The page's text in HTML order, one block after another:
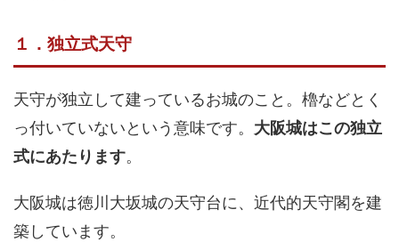
１．独立式天守
天守が独立して建っているお城のこと。櫓などとく
っ付いていないという意味です。 大阪城はこの独立
式にあたります。
大阪城は徳川大坂城の天守台に、近代的天守閣を建
築しています。